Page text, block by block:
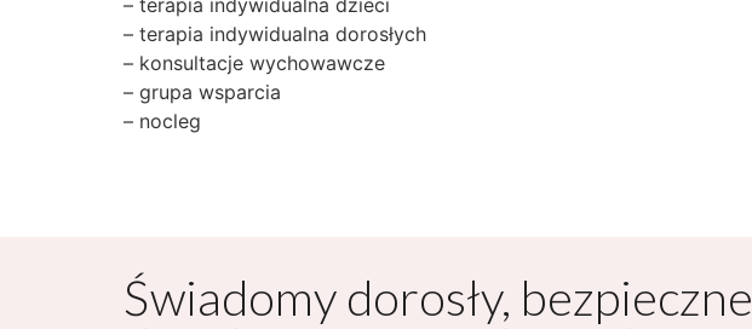
– terapia indywidualna dorosłych
– konsultacje wychowawcze
– grupa wsparcia
– nocleg
Świadomy dorosły, bezpieczne